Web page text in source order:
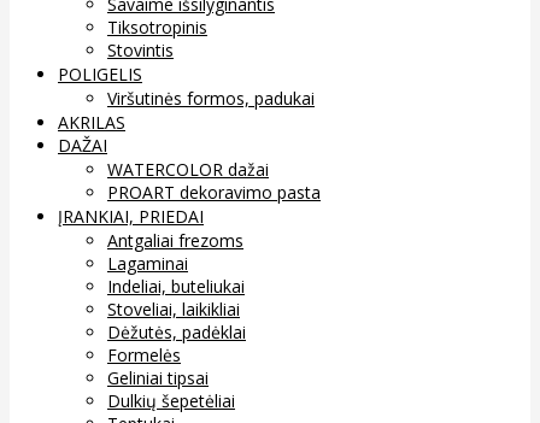
Tiksotropinis
Stovintis
POLIGELIS
Viršutinės formos, padukai
AKRILAS
DAŽAI
WATERCOLOR dažai
PROART dekoravimo pasta
ĮRANKIAI, PRIEDAI
Antgaliai frezoms
Lagaminai
Indeliai, buteliukai
Stoveliai, laikikliai
Dėžutės, padėklai
Formelės
Geliniai tipsai
Dulkių šepetėliai